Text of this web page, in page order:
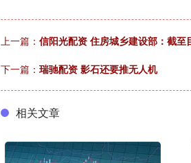
上一篇： 信阳光配资 住房城乡建设部：截
下一篇： 瑞驰配资 影石还要推无人机
相关文章